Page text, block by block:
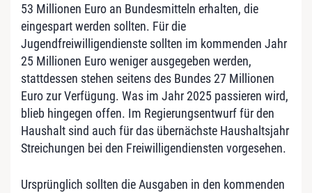
53 Millionen Euro an Bundesmitteln erhalten, die
eingespart werden sollten. Für die
Jugendfreiwilligendienste sollten im kommenden Jahr
25 Millionen Euro weniger ausgegeben werden,
stattdessen stehen seitens des Bundes 27 Millionen
Euro zur Verfügung. Was im Jahr 2025 passieren wird,
blieb hingegen offen. Im Regierungsentwurf für den
Haushalt sind auch für das übernächste Haushaltsjahr
Streichungen bei den Freiwilligendiensten vorgesehen.
Ursprünglich sollten die Ausgaben in den kommenden